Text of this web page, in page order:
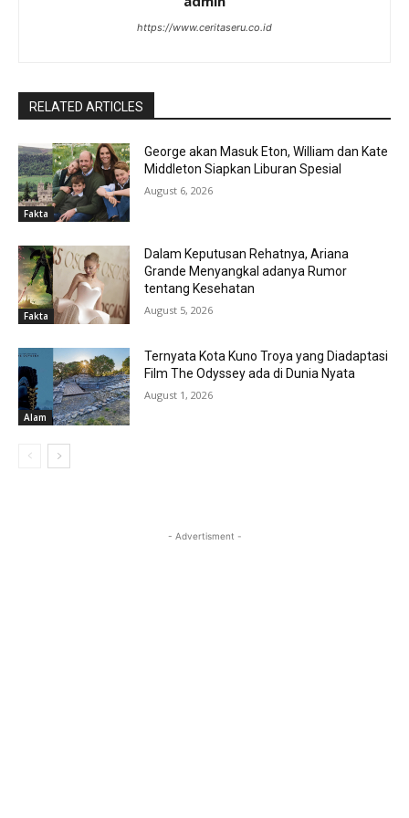
https://www.ceritaseru.co.id
RELATED ARTICLES
Fakta
George akan Masuk Eton, William dan Kate
Middleton Siapkan Liburan Spesial
August 6, 2026
Fakta
Dalam Keputusan Rehatnya, Ariana
Grande Menyangkal adanya Rumor
tentang Kesehatan
August 5, 2026
Alam
Ternyata Kota Kuno Troya yang Diadaptasi
Film The Odyssey ada di Dunia Nyata
August 1, 2026
- Advertisment -